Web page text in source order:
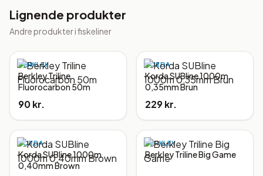
Lignende produkter
Andre produkter ifiskeliner
BERKLEY
Berkley Triline
Fluorocarbon 50m
90 kr.
KORDA
Korda SUBline 1000m
0,35mm Brun
229 kr.
KORDA
Korda SUBline 1000m
0,40mm Brown
BERKLEY
Berkley Triline Big Game